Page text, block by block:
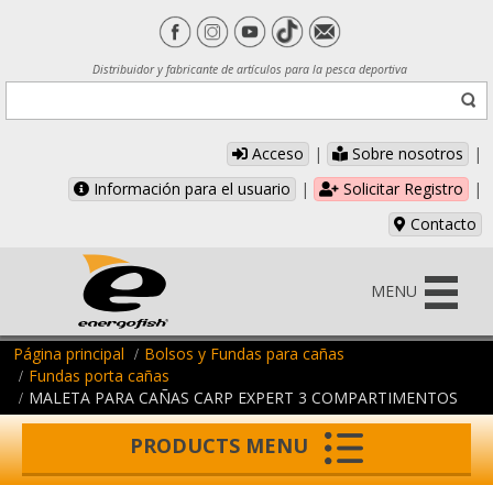
Distribuidor y fabricante de artículos para la pesca deportiva
Acceso | Sobre nosotros
|
Información para el usuario
| Solicitar Registro
|
Contacto
MENU
Página principal
Bolsos y Fundas para cañas
Fundas porta cañas
MALETA PARA CAÑAS CARP EXPERT 3 COMPARTIMENTOS
PRODUCTS MENU